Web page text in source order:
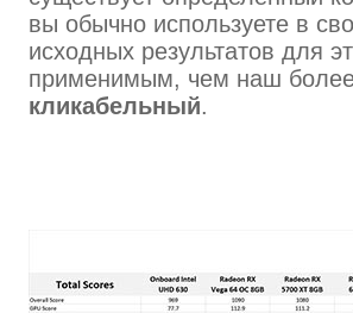
вы обычно используете в
исходных результатов для
применимым, чем наш
кликабельный.